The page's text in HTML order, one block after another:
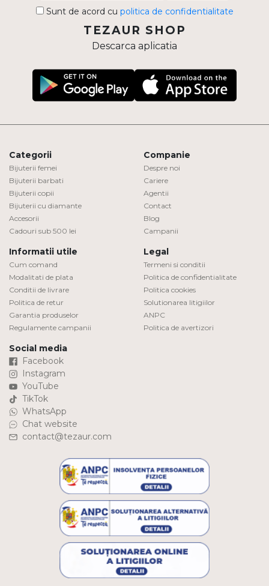
Sunt de acord cu politica de confidentialitate
TEZAUR SHOP
Descarca aplicatia
Categorii
Bijuterii femei
Bijuterii barbati
Bijuterii copii
Bijuterii cu diamante
Accesorii
Cadouri sub 500 lei
Companie
Despre noi
Cariere
Agentii
Contact
Blog
Campanii
Informatii utile
Cum comand
Modalitati de plata
Conditii de livrare
Politica de retur
Garantia produselor
Regulamente campanii
Legal
Termeni si conditii
Politica de confidentialitate
Politica cookies
Solutionarea litigiilor
ANPC
Politica de avertizori
Social media
Facebook
Instagram
YouTube
TikTok
WhatsApp
Chat website
contact@tezaur.com